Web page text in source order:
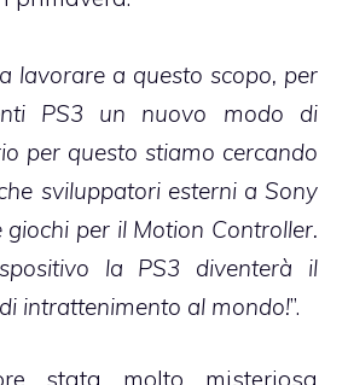
lavorare a questo scopo, per
PS3 un nuovo modo di
per questo stiamo cercando
sviluppatori esterni a Sony
per il Motion Controller.
la PS3 diventerà il
intrattenimento al mondo!”.